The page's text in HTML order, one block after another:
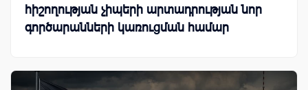
հիշողության չիպերի արտադրության նոր
գործարանների կառուցման համար